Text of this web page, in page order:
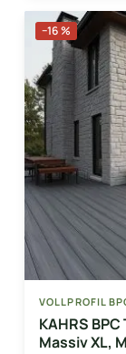
−16 %
VOLLPROFIL
KAHRS
Massiv XL,